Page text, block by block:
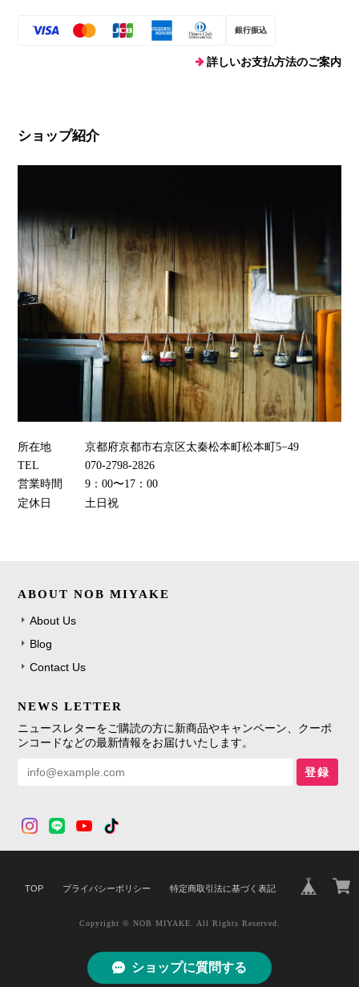
銀行振込
詳しいお支払方法のご案内
ショップ紹介
所在地
京都府京都市右京区太秦松本町松本町5−49
TEL
070-2798-2826
営業時間
9：00〜17：00
定休日
土日祝
ABOUT NOB MIYAKE
About Us
Blog
Contact Us
NEWS LETTER
ニュースレターをご購読の方に新商品やキャンペーン、クーポ
ンコードなどの最新情報をお届けいたします。
登録
TOP プライバシーポリシー 特定商取引法に基づく表記
Copyright © NOB MIYAKE. All Rights Reserved.
ショップに質問する